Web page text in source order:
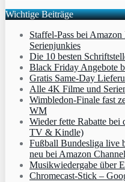
Wichtige Beiträge
Staffel-Pass bei
Serienjunkies
Die 10 besten
Black Friday Angebote
Gratis Same-Day
Alle 4K Filme und
Wimbledon-Finale fast
WM
Wieder fette Rabatte
TV & Kindle)
Fußball Bundesliga live
neu bei Amazon
Musikwiedergabe über
Chromecast-Stick –